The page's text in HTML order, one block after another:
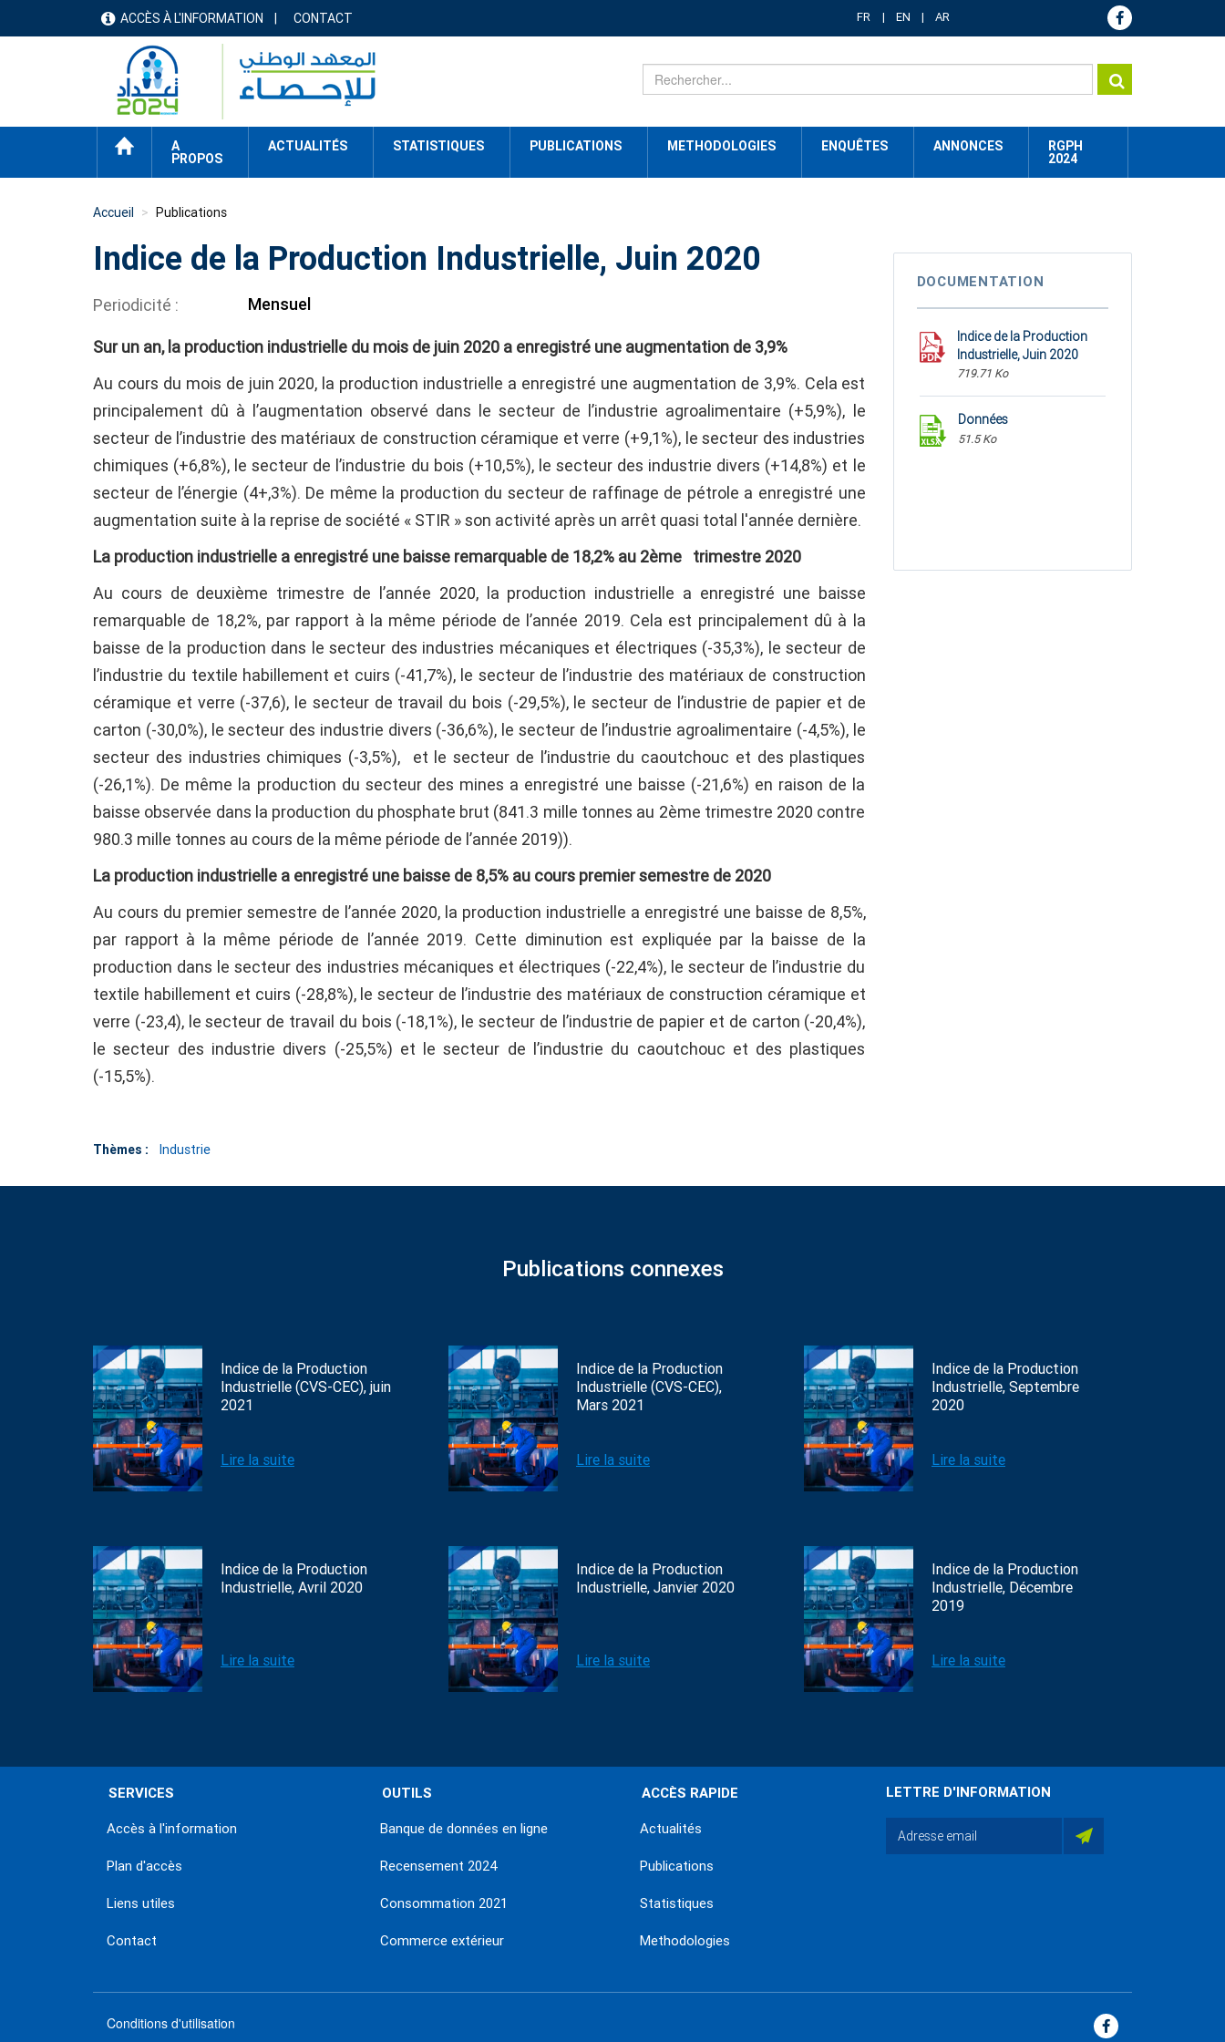
menu
header
ACCÈS À L'INFORMATION CONTACT FR EN AR
ACCUEIL
A
PROPOS
ACTUALITÉS STATISTIQUES PUBLICATIONS METHODOLOGIES ENQUÊTES ANNONCES
RGPH
2024
Accueil Publications
Indice de la Production Industrielle, Juin 2020
Periodicité Mensuel
Sur un an, la production industrielle du mois de juin 2020 a enregistré une augmentation de 3,9%
Au cours du mois de juin 2020, la production industrielle a enregistré une augmentation de 3,9%. Cela est
principalement dû à l’augmentation observé dans le secteur de l’industrie agroalimentaire (+5,9%), le
secteur de l’industrie des matériaux de construction céramique et verre (+9,1%), le secteur des industries
chimiques (+6,8%), le secteur de l’industrie du bois (+10,5%), le secteur des industrie divers (+14,8%) et le
secteur de l’énergie (4+,3%). De même la production du secteur de raffinage de pétrole a enregistré une
augmentation suite à la reprise de société « STIR » son activité après un arrêt quasi total l'année dernière.
La production industrielle a enregistré une baisse remarquable de 18,2% au 2ème trimestre 2020
Au cours de deuxième trimestre de l’année 2020, la production industrielle a enregistré une baisse
remarquable de 18,2%, par rapport à la même période de l’année 2019. Cela est principalement dû à la
baisse de la production dans le secteur des industries mécaniques et électriques (-35,3%), le secteur de
l’industrie du textile habillement et cuirs (-41,7%), le secteur de l’industrie des matériaux de construction
céramique et verre (-37,6), le secteur de travail du bois (-29,5%), le secteur de l’industrie de papier et de
carton (-30,0%), le secteur des industrie divers (-36,6%), le secteur de l’industrie agroalimentaire (-4,5%), le
secteur des industries chimiques (-3,5%), et le secteur de l’industrie du caoutchouc et des plastiques
(-26,1%). De même la production du secteur des mines a enregistré une baisse (-21,6%) en raison de la
baisse observée dans la production du phosphate brut (841.3 mille tonnes au 2ème trimestre 2020 contre
980.3 mille tonnes au cours de la même période de l’année 2019)).
La production industrielle a enregistré une baisse de 8,5% au cours premier semestre de 2020
Au cours du premier semestre de l’année 2020, la production industrielle a enregistré une baisse de 8,5%,
par rapport à la même période de l’année 2019. Cette diminution est expliquée par la baisse de la
production dans le secteur des industries mécaniques et électriques (-22,4%), le secteur de l’industrie du
textile habillement et cuirs (-28,8%), le secteur de l’industrie des matériaux de construction céramique et
verre (-23,4), le secteur de travail du bois (-18,1%), le secteur de l’industrie de papier et de carton (-20,4%),
le secteur des industrie divers (-25,5%) et le secteur de l’industrie du caoutchouc et des plastiques
(-15,5%).
Thèmes : Industrie
DOCUMENTATION
Indice de la Production
Industrielle, Juin 2020
719.71 Ko
Données
51.5 Ko
Publications connexes
Indice de la Production
Industrielle (CVS-CEC), juin
2021
Lire la suite
Indice de la Production
Industrielle (CVS-CEC),
Mars 2021
Lire la suite
Indice de la Production
Industrielle, Septembre
2020
Lire la suite
Indice de la Production
Industrielle, Avril 2020
Lire la suite
Indice de la Production
Industrielle, Janvier 2020
Lire la suite
Indice de la Production
Industrielle, Décembre
2019
Lire la suite
SERVICES
Accès à l'information
Plan d'accès
Liens utiles
Contact
OUTILS
Banque de données en ligne
Recensement 2024
Consommation 2021
Commerce extérieur
ACCÈS RAPIDE
Actualités
Publications
Statistiques
Methodologies
LETTRE D'INFORMATION
Conditions d'utilisation